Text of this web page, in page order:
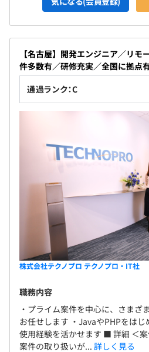
【名古屋】開発エンジニア／リ
件多数有／研修充実／全国に拠点
通過ランク：C
株式会社テクノプロ テクノプロ・IT社
職務内容
・プライム案件を中心に、さまざ
お任せします ・JavaやPHPをは
使用経験を活かせます ■ 詳細 ＜
案件の取り扱いが... 詳しく見る